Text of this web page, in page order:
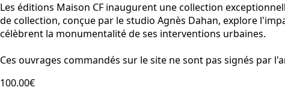
Les éditions Maison CF inaugurent une collection
de collection, conçue par le studio Agnès Dahan, explore
célèbrent la monumentalité de ses interventions urbaines.
Ces ouvrages commandés sur le site ne sont pas signés par
100.00€